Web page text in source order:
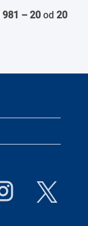
981 – 20 od 20
O
v